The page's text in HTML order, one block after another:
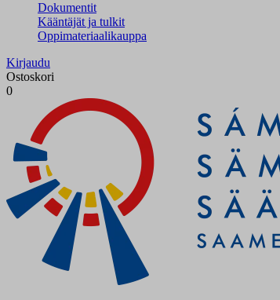
Dokumentit
Kääntäjät ja tulkit
Oppimateriaalikauppa
Kirjaudu
Ostoskori
0